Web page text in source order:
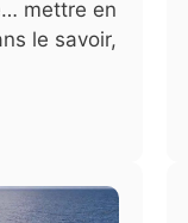
mettre en
le savoir,